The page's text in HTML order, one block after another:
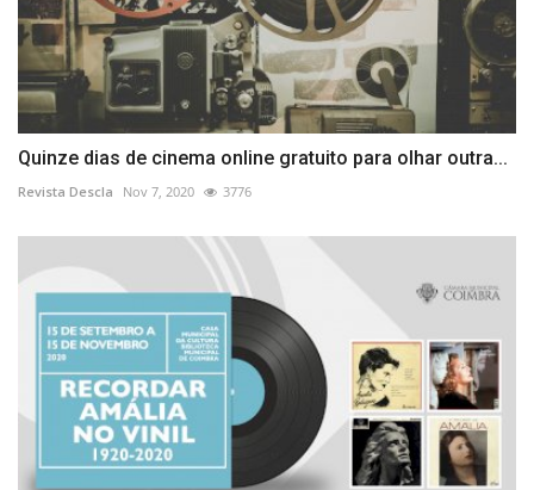
Quinze dias de cinema online gratuito para olhar outra...
Revista Descla Nov 7, 2020 3776